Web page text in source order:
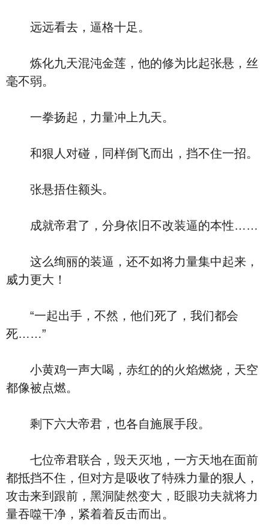
远远看去，逼格十足。
炼化九天混沌金莲，他的修为比起张悬，丝
毫不弱。
一拳扬起，力量冲上九天。
和狠人对碰，同样倒飞而出，挡不住一招。
张悬捂住额头。
成就帝君了，分身依旧不改装逼的本性……
这么绚丽的装逼，还不如将力量集中起来，
威力更大！
“一起出手，不然，他们死了，我们都会
死……”
小黄鸡一声大喝，赤红的的火焰燃烧，天空
都像被点燃。
剩下六大帝君，也各自施展手段。
七位帝君联合，毁天灭地，一方天地在面前
都抵挡不住，但对方是吸收了特殊力量的狠人，
攻击来到跟前，黑洞陡然变大，眨眼功夫就将力
量吞噬干净，紧着着反击而出。